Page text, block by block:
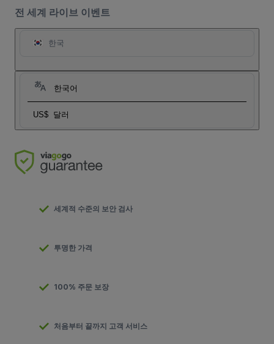
전 세계 라이브 이벤트
한국
한국어
US$ 달러
세계적 수준의 보안 검사
투명한 가격
100% 주문 보장
처음부터 끝까지 고객 서비스